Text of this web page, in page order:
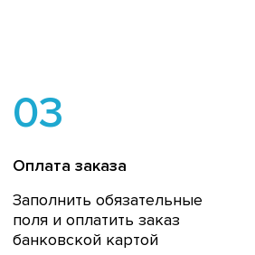
03
Оплата заказа
Заполнить обязательные
поля и оплатить заказ
банковской картой